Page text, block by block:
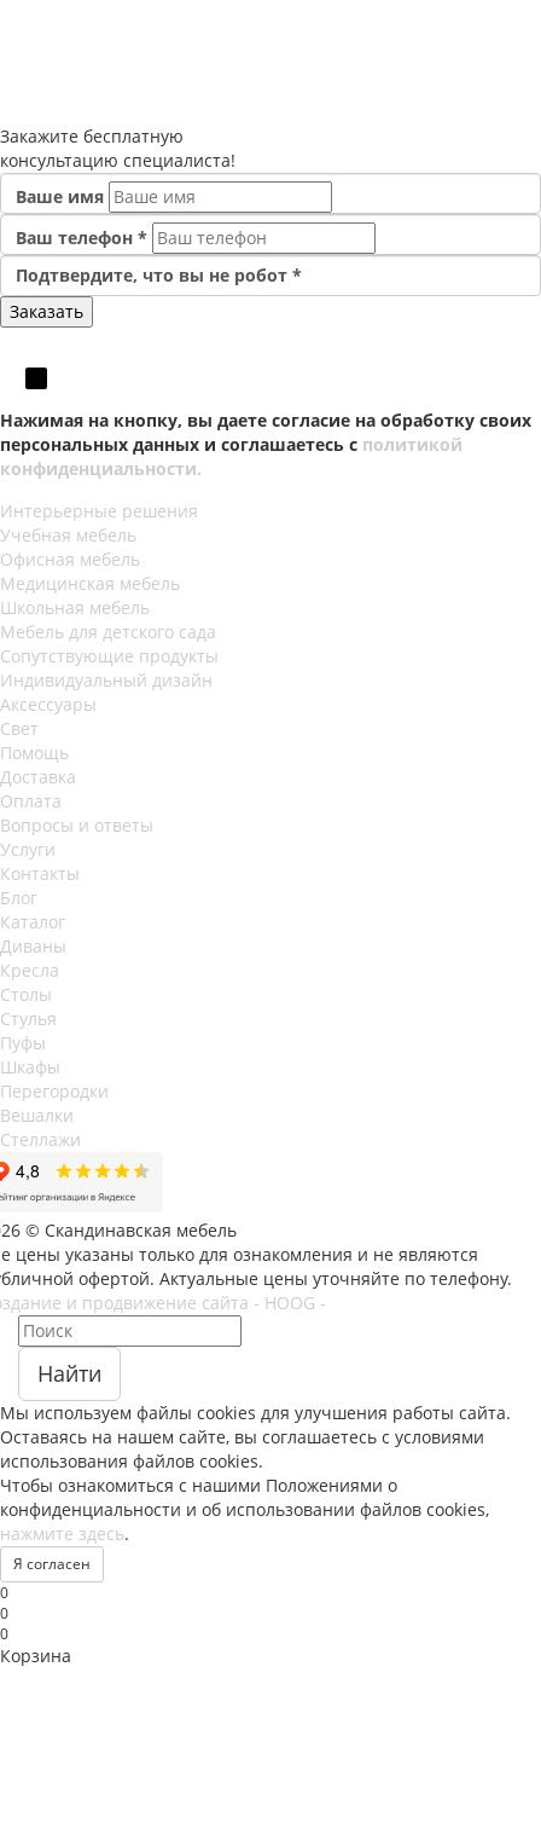
Закажите бесплатную
консультацию специалиста!
Ваше имя
Ваш телефон *
Подтвердите, что вы не робот *
Нажимая на кнопку, вы даете согласие на обработку своих
персональных данных и соглашаетесь с политикой
конфиденциальности.
Интерьерные решения
Учебная мебель
Офисная мебель
Медицинская мебель
Школьная мебель
Мебель для детского сада
Сопутствующие продукты
Индивидуальный дизайн
Аксессуары
Свет
Помощь
Доставка
Оплата
Вопросы и ответы
Услуги
Контакты
Блог
Каталог
Диваны
Кресла
Столы
Стулья
Пуфы
Шкафы
Перегородки
Вешалки
Стеллажи
© Скандинавская мебель
цены указаны только для ознакомления и не являются
офертой. Актуальные цены уточняйте по телефону.
и продвижение сайта - HOOG -
Найти
Мы используем файлы cookies для улучшения работы сайта.
Оставаясь на нашем сайте, вы соглашаетесь с условиями
использования файлов cookies.
Чтобы ознакомиться с нашими Положениями о
конфиденциальности и об использовании файлов cookies,
нажмите здесь.
Я согласен
0
0
0
Корзина